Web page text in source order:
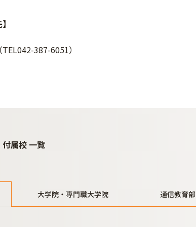
387-6051）
属校 一覧
大学院・専門職大学院 通信教育部